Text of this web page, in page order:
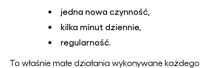
jedna nowa czynność,
kilka minut dziennie,
regularność.
To właśnie małe działania wykonywane każdego